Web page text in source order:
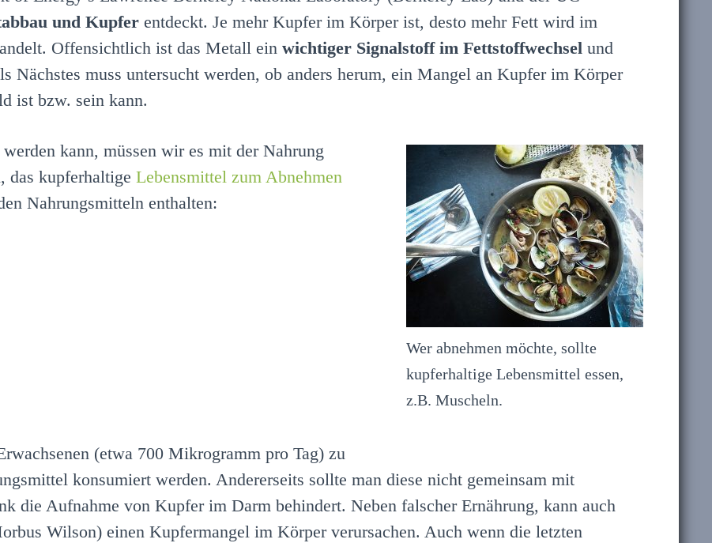
und Kupfer entdeckt. Je mehr Kupfer im Körper ist, desto mehr Fett wird im
Offensichtlich ist das Metall ein wichtiger Signalstoff im Fettstoffwechsel und
Nächstes muss untersucht werden, ob anders herum, ein Mangel an Kupfer im Körper
ist bzw. sein kann.
Wer abnehmen möchte, sollte
kupferhaltige Lebensmittel essen,
z.B. Muscheln.
kann, müssen wir es mit der Nahrung
das kupferhaltige Lebensmittel zum Abnehmen
Nahrungsmitteln enthalten:
(etwa 700 Mikrogramm pro Tag) zu
konsumiert werden. Andererseits sollte man diese nicht gemeinsam mit
die Aufnahme von Kupfer im Darm behindert. Neben falscher Ernährung, kann auch
Wilson) einen Kupfermangel im Körper verursachen. Auch wenn die letzten